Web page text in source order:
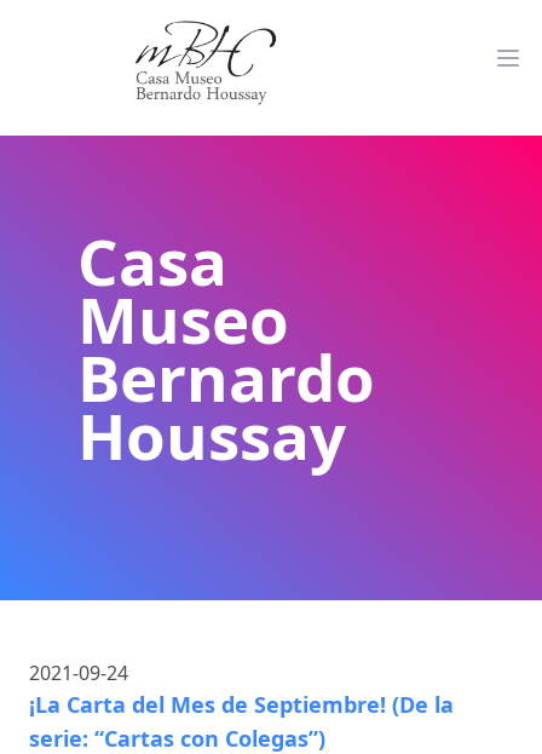
Casa
Museo
Bernardo
Houssay
2021-09-24
¡La Carta del Mes de Septiembre! (De la
serie: “Cartas con Colegas”)